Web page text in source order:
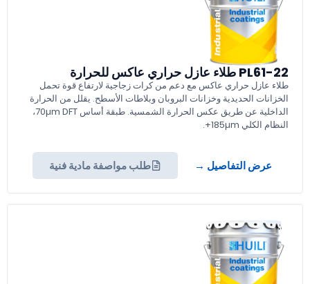
PL61-22 طلاء عازل حراري عاكس للحرارة
طلاء عازل حراري عاكس مع دعم من كرات زجاجية لارتفاع قوة تحمل
الخزانات الحديدية وخزانات البروبان وبلاطات الأسطح. يقلل من الحرارة
الداخلية عن طريق عكس الحرارة الشمسية. طبقة أساس 70µm DFT،
النظام الكلي 185µm+.
عرض التفاصيل → طلب مواصفة مادية فنية